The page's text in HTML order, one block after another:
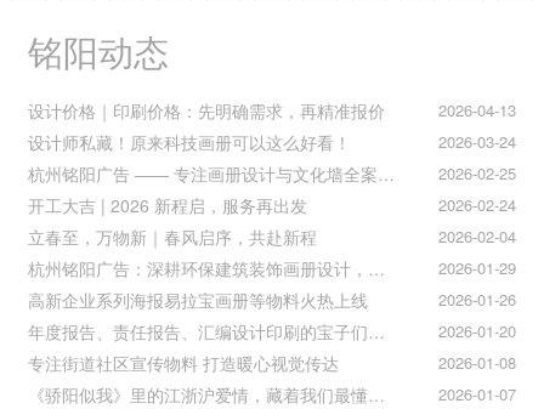
铭阳动态
2026-04-13
设计价格｜印刷价格：先明确需求，再精准报价
2026-03-24
设计师私藏！原来科技画册可以这么好看！
2026-02-25
杭州铭阳广告 —— 专注画册设计与文化墙全案落地
2026-02-24
开工大吉 | 2026 新程启，服务再出发
2026-02-04
立春至，万物新｜春风启序，共赴新程
2026-01-29
杭州铭阳广告：深耕环保建筑装饰画册设计，赋能空间美学与可持续发展
2026-01-26
高新企业系列海报易拉宝画册等物料火热上线
2026-01-20
年度报告、责任报告、汇编设计印刷的宝子们集合！
2026-01-08
专注街道社区宣传物料 打造暖心视觉传达
2026-01-07
《骄阳似我》里的江浙沪爱情，藏着我们最懂的温柔与默契